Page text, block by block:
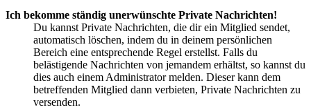
Ich bekomme ständig unerwünschte Private Nachrichten!
Du kannst Private Nachrichten, die dir ein Mitglied sendet,
automatisch löschen, indem du in deinem persönlichen
Bereich eine entsprechende Regel erstellst. Falls du
belästigende Nachrichten von jemandem erhältst, so kannst du
dies auch einem Administrator melden. Dieser kann dem
betreffenden Mitglied dann verbieten, Private Nachrichten zu
versenden.